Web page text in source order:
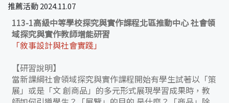
推薦活動 2024.11.07
113-1高級中等學校探究與實作課程北區推動中心 社會領
域探究與實作教師增能研習
「敘事設計與社會實踐」
【研習說明】
當新課綱社會領域探究與實作課程開始有學生試著以「策
展」或是「文 創商品」的多元形式展現學習成果時，教